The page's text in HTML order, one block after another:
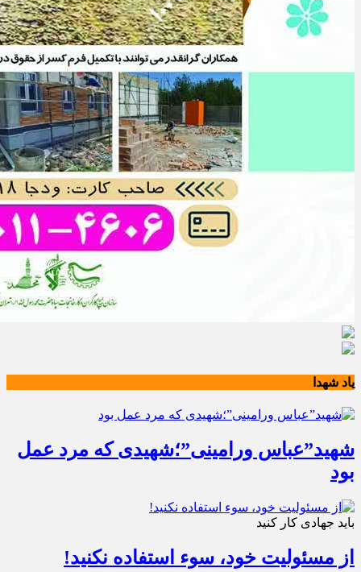
یاد شهدا
شهید”عباس ورامینی”؛شهیدی که مرد عمل
بود
باید جهادی کار کنید
از مسئولیت خود، سوء استفاده نکنید!